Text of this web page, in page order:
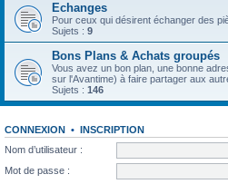
Echanges
Pour ceux qui désirent échanger des
Sujets : 9
Bons Plans & Achats groupés
Vous avez un bon plan, une bonne
sur l'Avantime) à faire partager aux
Sujets : 146
CONNEXION • INSCRIPTION
Nom d’utilisateur :
Mot de passe :